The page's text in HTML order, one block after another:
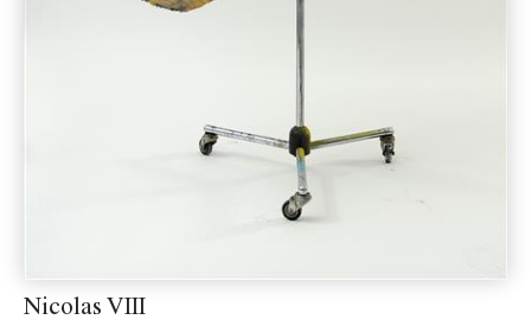
Nicolas VIII